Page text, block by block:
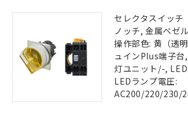
セレクタスイッ
ノッチ, 金属ベゼ
操作部色: 黄（透
ュインPlus端子台
灯ユニット/-,
LEDランプ電圧:
AC200/220/230/